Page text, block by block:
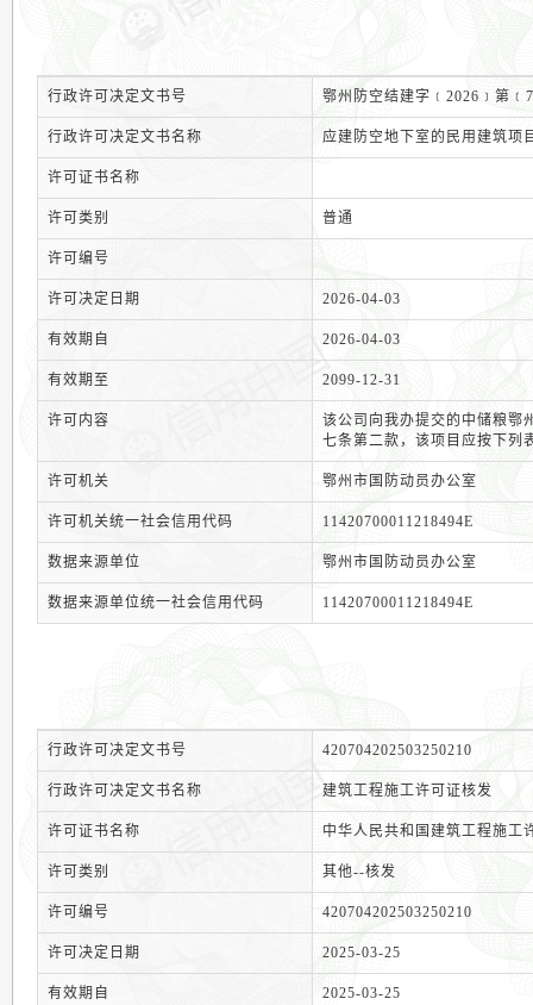
行政许可决定文书号 鄂州防空结建字﹝2026﹞第
行政许可决定文书名称 应建防空地下室的民用建筑项
许可证书名称
许可类别 普通
许可编号
许可决定日期 2026-04-03
有效期自 2026-04-03
有效期至 2099-12-31
许可内容
该公司向我办提交的中储粮鄂
七条第二款，该项目应按下列
许可机关 鄂州市国防动员办公室
许可机关统一社会信用代码 11420700011218494E
数据来源单位 鄂州市国防动员办公室
数据来源单位统一社会信用代码 11420700011218494E
行政许可决定文书号 420704202503250210
行政许可决定文书名称 建筑工程施工许可证核发
许可证书名称 中华人民共和国建筑工程施工
许可类别 其他--核发
许可编号 420704202503250210
许可决定日期 2025-03-25
有效期自 2025-03-25